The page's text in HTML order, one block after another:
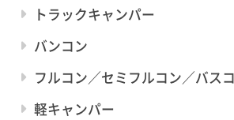
トラックキャンパー
バンコン
フルコン／セミフルコン／バス
軽キャンパー